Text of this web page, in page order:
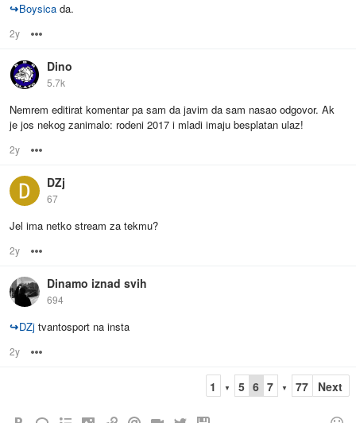
↪Boysica da.
2y
Dino
5.7k
Nemrem editirat komentar pa sam da javim da sam nasao odgovor. Ak
je jos nekog zanimalo: rodeni 2017 i mladi imaju besplatan ulaz!
2y
DZj
67
Jel ima netko stream za tekmu?
2y
Dinamo iznad svih
694
↪DZj tvantosport na insta
2y
1 ▼ 5 6 7 ▼ 77 Next